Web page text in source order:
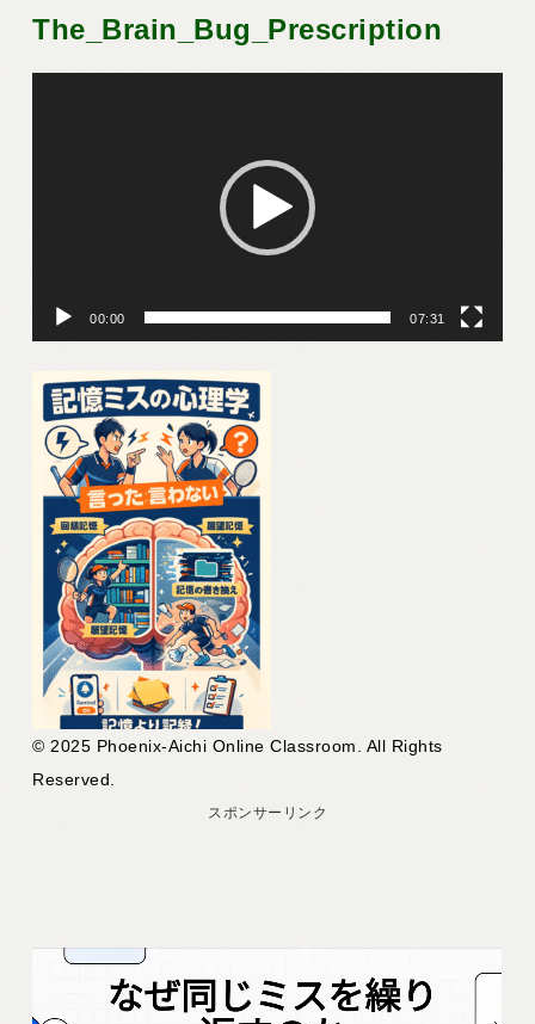
The_Brain_Bug_Prescription
00:00 07:31
© 2025 Phoenix-Aichi Online Classroom. All Rights
Reserved.
スポンサーリンク